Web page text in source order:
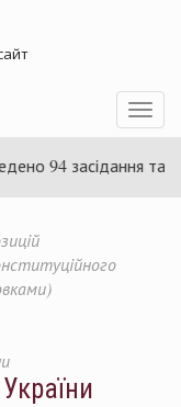
Toggle
та ухвалено 85